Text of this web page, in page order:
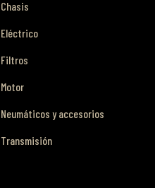
Chasis
Eléctrico
Filtros
Motor
Neumáticos y accesorios
Transmisión